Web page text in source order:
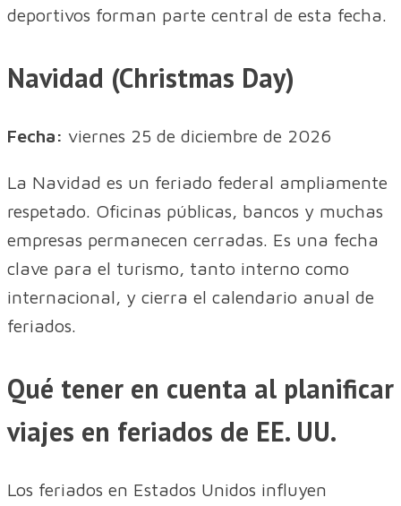
deportivos forman parte central de esta fecha.
Navidad (Christmas Day)
Fecha: viernes 25 de diciembre de 2026
La Navidad es un feriado federal ampliamente
respetado. Oficinas públicas, bancos y muchas
empresas permanecen cerradas. Es una fecha
clave para el turismo, tanto interno como
internacional, y cierra el calendario anual de
feriados.
Qué tener en cuenta al planificar
viajes en feriados de EE. UU.
Los feriados en Estados Unidos influyen